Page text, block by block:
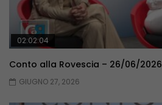
02:02:04
Conto alla Rovescia – 26/06/2026
GIUGNO 27, 2026